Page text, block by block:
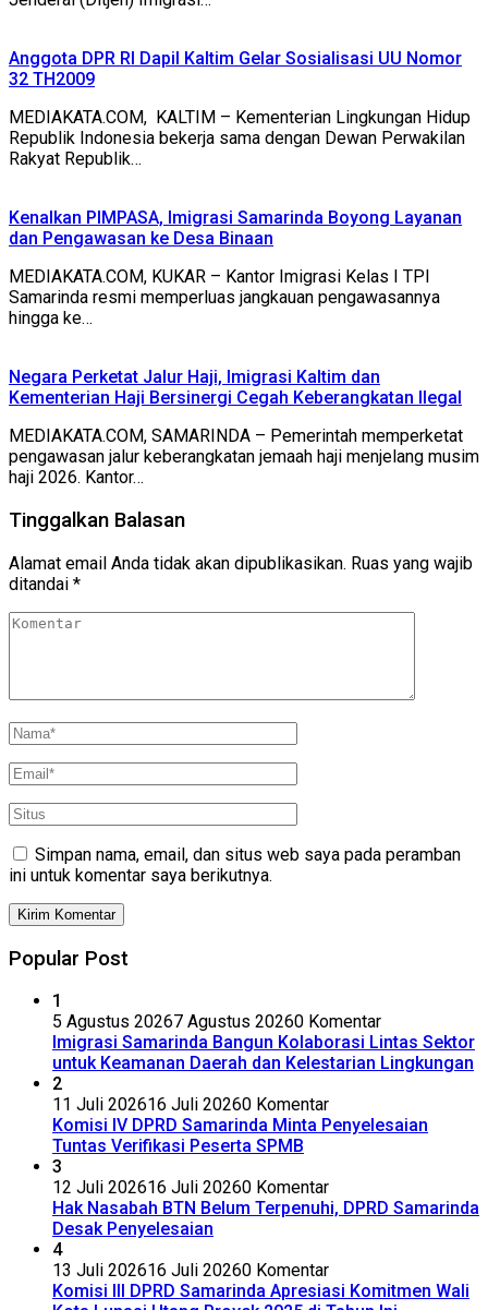
Anggota DPR RI Dapil Kaltim Gelar Sosialisasi UU Nomor
32 TH2009
MEDIAKATA.COM, KALTIM – Kementerian Lingkungan Hidup
Republik Indonesia bekerja sama dengan Dewan Perwakilan
Rakyat Republik…
Kenalkan PIMPASA, Imigrasi Samarinda Boyong Layanan
dan Pengawasan ke Desa Binaan
MEDIAKATA.COM, KUKAR – Kantor Imigrasi Kelas I TPI
Samarinda resmi memperluas jangkauan pengawasannya
hingga ke…
Negara Perketat Jalur Haji, Imigrasi Kaltim dan
Kementerian Haji Bersinergi Cegah Keberangkatan Ilegal
MEDIAKATA.COM, SAMARINDA – Pemerintah memperketat
pengawasan jalur keberangkatan jemaah haji menjelang musim
haji 2026. Kantor…
Tinggalkan Balasan
Alamat email Anda tidak akan dipublikasikan. Ruas yang wajib
ditandai *
Simpan nama, email, dan situs web saya pada peramban
ini untuk komentar saya berikutnya.
Popular Post
1
5 Agustus 20267 Agustus 20260 Komentar
Imigrasi Samarinda Bangun Kolaborasi Lintas Sektor
untuk Keamanan Daerah dan Kelestarian Lingkungan
2
11 Juli 202616 Juli 20260 Komentar
Komisi IV DPRD Samarinda Minta Penyelesaian
Tuntas Verifikasi Peserta SPMB
3
12 Juli 202616 Juli 20260 Komentar
Hak Nasabah BTN Belum Terpenuhi, DPRD Samarinda
Desak Penyelesaian
4
13 Juli 202616 Juli 20260 Komentar
Komisi III DPRD Samarinda Apresiasi Komitmen Wali